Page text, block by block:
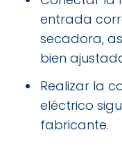
entrada
secadora,
bien
Realizar la
eléctrico
fabricante.